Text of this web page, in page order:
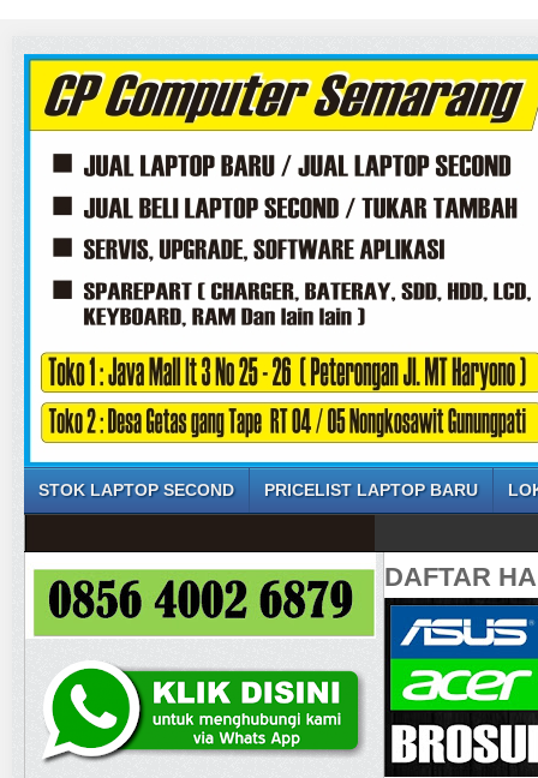
STOK LAPTOP SECOND PRICELIST LAPTOP BARU
DAFTAR